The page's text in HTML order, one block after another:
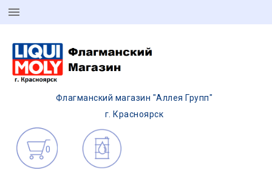
Флагманский магазин "Аллея Групп"
г. Красноярск
0